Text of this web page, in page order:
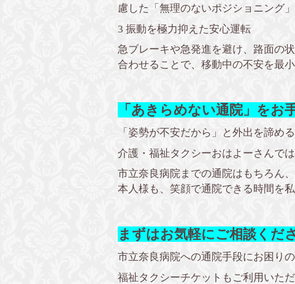
慮した「無理のないポジショニング
3 振動を極力抑えた安心運転
急ブレーキや急発進を避け、路面の
合わせることで、移動中の不安を最小
「あきらめない通院」をお
「姿勢が不安だから」と外出を諦め
介護・福祉タクシーおはよーさんで
市立奈良病院までの通院はもちろん
本人様も、笑顔で通院できる時間を
まずはお気軽にご相談くだ
市立奈良病院への通院手段にお困り
福祉タクシーチケットもご利用いただ